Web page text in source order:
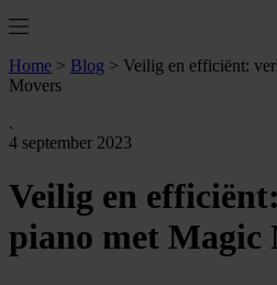
Home > Blog > Veilig en efficiënt:
Movers
.
4 september 2023
Veilig en
piano met Magic